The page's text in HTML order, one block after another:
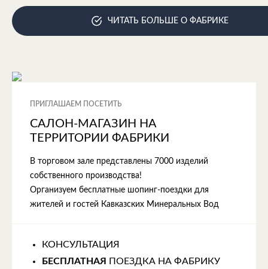
ЧИТАТЬ БОЛЬШЕ О ФАБРИКЕ
ПРИГЛАШАЕМ ПОСЕТИТЬ
САЛОН-МАГАЗИН НА
ТЕРРИТОРИИ ФАБРИКИ
В торговом зале представлены 7000 изделий
собственного производства!
Организуем бесплатные шопинг-поездки для
жителей и гостей Кавказских Минеральных Вод
КОНСУЛЬТАЦИЯ
БЕСПЛАТНАЯ
ПОЕЗДКА НА ФАБРИКУ